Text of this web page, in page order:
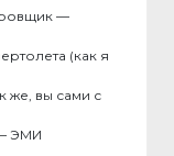
—
(как я
же, вы сами с
— ЭМИ